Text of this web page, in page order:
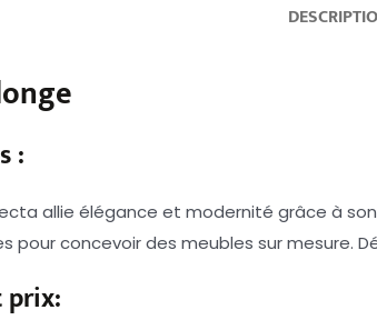
:
allie élégance et modernité grâce à
pour concevoir des meubles sur mesure.